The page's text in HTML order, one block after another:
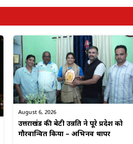
August 6, 2026
उत्तराखंड की बेटी उन्नति ने पूरे प्रदेश को
गौरवान्वित किया – अभिनव थापर